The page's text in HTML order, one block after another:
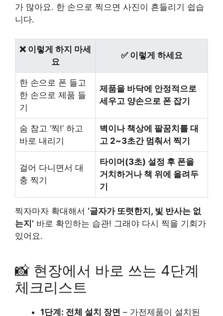
가 많아요. 한 손으로 찍으면 사진이 흔들리기 쉽습
니다.
❌ 이렇게 하지 마세
요
✅ 이렇게 하세요
한 손으로 폰 들고
한 손으로 제품 들
기
제품을 바닥에 안정적으로
세우고 양손으로 폰 잡기
숨 참고 ‘찍!’ 하고
바로 내리기
벽이나 책상에 팔꿈치를 대
고 2~3초간 멈춰서 찍기
걸어 다니면서 대
충 찍기
타이머(3초) 설정 후 폰을
거치하거나 책 위에 올려두
기
찍자마자 확대해서 ‘글자가 또렷한지, 빛 반사는 없
는지’ 바로 확인하는 습관! 그래야 다시 찍을 기회가
있어요.
📸 현장에서 바로 쓰는 4단계
체크리스트
1단계: 전체 설치 장면 – 가전제품이 설치된